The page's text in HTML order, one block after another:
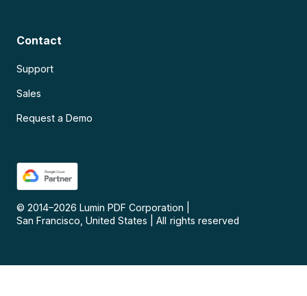
Contact
Support
Sales
Request a Demo
© 2014–2026 Lumin PDF Corporation
San Francisco, United States
All rights reserved